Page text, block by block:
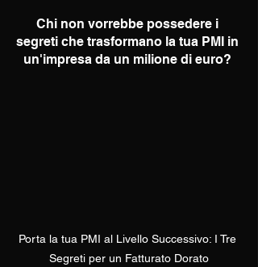
Chi non vorrebbe possedere i
segreti che trasformano la tua PMI in
un'impresa da un milione di euro?
Porta la tua PMI al Livello Successivo: I Tre
Segreti per un Fatturato Dorato